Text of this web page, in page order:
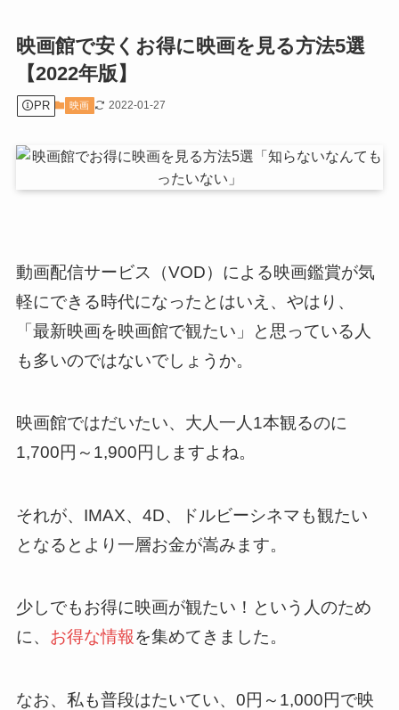
映画館で安くお得に映画を見る方法5選
【2022年版】
PR 映画 2022-01-27
動画配信サービス（VOD）による映画鑑賞が気
軽にできる時代になったとはいえ、やはり、
「最新映画を映画館で観たい」と思っている人
も多いのではないでしょうか。
映画館ではだいたい、大人一人1本観るのに
1,700円～1,900円しますよね。
それが、IMAX、4D、ドルビーシネマも観たい
となるとより一層お金が嵩みます。
少しでもお得に映画が観たい！という人のため
に、 お得な情報を集めてきました。
なお、私も普段はたいてい、0円～1,000円で映